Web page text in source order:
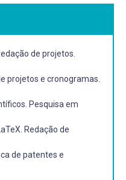
de projetos.
projetos e cronogramas.
Pesquisa em
Redação de
de patentes e